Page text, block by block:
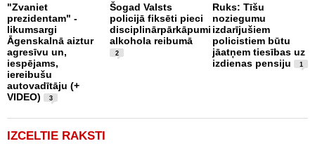
"Zvaniet
prezidentam" -
likumsargi
Āgenskalnā aiztur
agresīvu un,
iespējams,
iereibušu
autovadītāju (+
VIDEO)
3
Šogad Valsts
policijā fiksēti pieci
disciplinārpārkāpumi
alkohola reibumā
2
Ruks: Tīšu
noziegumu
izdarījušiem
policistiem būtu
jāatņem tiesības uz
izdienas pensiju
1
IZCELTIE RAKSTI